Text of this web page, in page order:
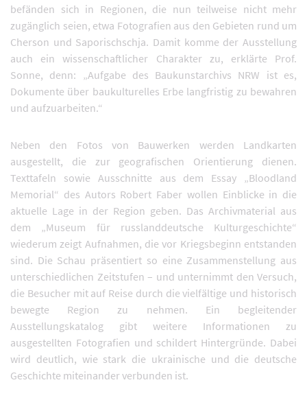
befänden sich in Regionen, die nun teilweise nicht mehr
zugänglich seien, etwa Fotografien aus den Gebieten rund um
Cherson und Saporischschja. Damit komme der Ausstellung
auch ein wissenschaftlicher Charakter zu, erklärte Prof.
Sonne, denn: „Aufgabe des Baukunstarchivs NRW ist es,
Dokumente über baukulturelles Erbe langfristig zu bewahren
und aufzuarbeiten.“
Neben den Fotos von Bauwerken werden Landkarten
ausgestellt, die zur geografischen Orientierung dienen.
Texttafeln sowie Ausschnitte aus dem Essay „Bloodland
Memorial“ des Autors Robert Faber wollen Einblicke in die
aktuelle Lage in der Region geben. Das Archivmaterial aus
dem „Museum für russlanddeutsche Kulturgeschichte“
wiederum zeigt Aufnahmen, die vor Kriegsbeginn entstanden
sind. Die Schau präsentiert so eine Zusammenstellung aus
unterschiedlichen Zeitstufen – und unternimmt den Versuch,
die Besucher mit auf Reise durch die vielfältige und historisch
bewegte Region zu nehmen. Ein begleitender
Ausstellungskatalog gibt weitere Informationen zu
ausgestellten Fotografien und schildert Hintergründe. Dabei
wird deutlich, wie stark die ukrainische und die deutsche
Geschichte miteinander verbunden ist.